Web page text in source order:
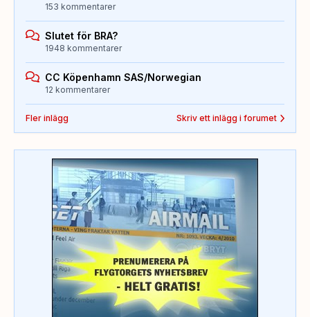
153 kommentarer
Slutet för BRA?
1948 kommentarer
CC Köpenhamn SAS/Norwegian
12 kommentarer
Fler inlägg Skriv ett inlägg i forumet